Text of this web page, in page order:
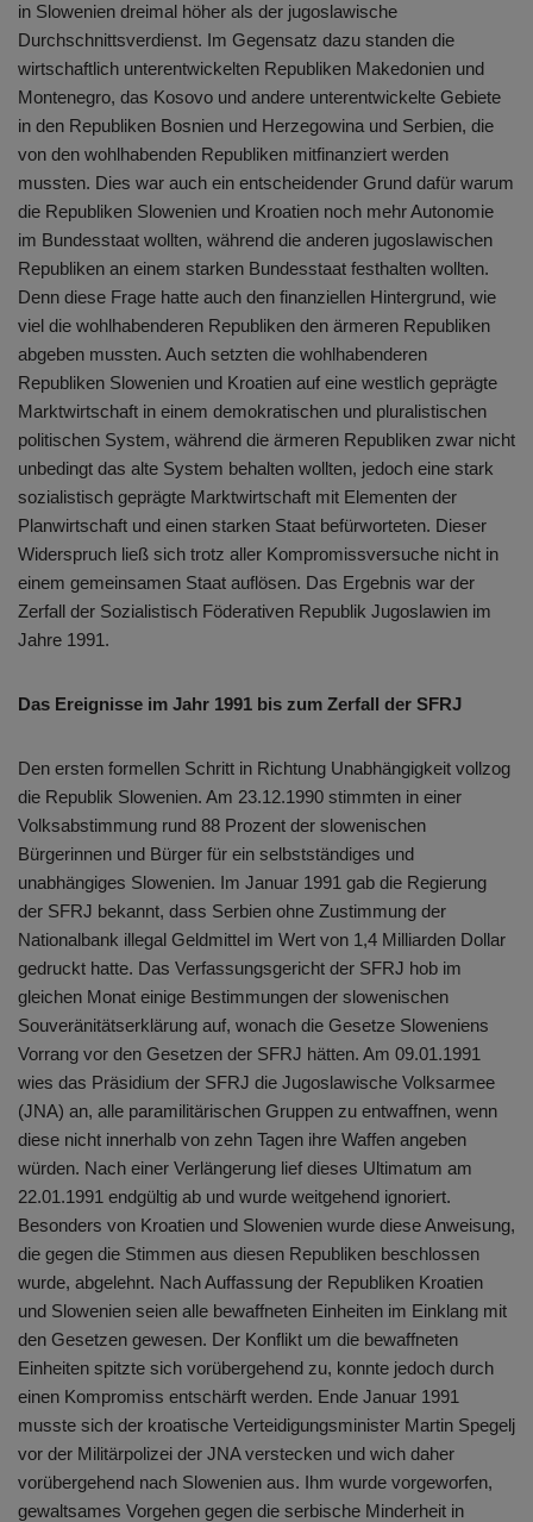
in Slowenien dreimal höher als der jugoslawische
Durchschnittsverdienst. Im Gegensatz dazu standen die
wirtschaftlich unterentwickelten Republiken Makedonien und
Montenegro, das Kosovo und andere unterentwickelte Gebiete
in den Republiken Bosnien und Herzegowina und Serbien, die
von den wohlhabenden Republiken mitfinanziert werden
mussten. Dies war auch ein entscheidender Grund dafür warum
die Republiken Slowenien und Kroatien noch mehr Autonomie
im Bundesstaat wollten, während die anderen jugoslawischen
Republiken an einem starken Bundesstaat festhalten wollten.
Denn diese Frage hatte auch den finanziellen Hintergrund, wie
viel die wohlhabenderen Republiken den ärmeren Republiken
abgeben mussten. Auch setzten die wohlhabenderen
Republiken Slowenien und Kroatien auf eine westlich geprägte
Marktwirtschaft in einem demokratischen und pluralistischen
politischen System, während die ärmeren Republiken zwar nicht
unbedingt das alte System behalten wollten, jedoch eine stark
sozialistisch geprägte Marktwirtschaft mit Elementen der
Planwirtschaft und einen starken Staat befürworteten. Dieser
Widerspruch ließ sich trotz aller Kompromissversuche nicht in
einem gemeinsamen Staat auflösen. Das Ergebnis war der
Zerfall der Sozialistisch Föderativen Republik Jugoslawien im
Jahre 1991.
Das Ereignisse im Jahr 1991 bis zum Zerfall der SFRJ
Den ersten formellen Schritt in Richtung Unabhängigkeit vollzog
die Republik Slowenien. Am 23.12.1990 stimmten in einer
Volksabstimmung rund 88 Prozent der slowenischen
Bürgerinnen und Bürger für ein selbstständiges und
unabhängiges Slowenien. Im Januar 1991 gab die Regierung
der SFRJ bekannt, dass Serbien ohne Zustimmung der
Nationalbank illegal Geldmittel im Wert von 1,4 Milliarden Dollar
gedruckt hatte. Das Verfassungsgericht der SFRJ hob im
gleichen Monat einige Bestimmungen der slowenischen
Souveränitätserklärung auf, wonach die Gesetze Sloweniens
Vorrang vor den Gesetzen der SFRJ hätten. Am 09.01.1991
wies das Präsidium der SFRJ die Jugoslawische Volksarmee
(JNA) an, alle paramilitärischen Gruppen zu entwaffnen, wenn
diese nicht innerhalb von zehn Tagen ihre Waffen angeben
würden. Nach einer Verlängerung lief dieses Ultimatum am
22.01.1991 endgültig ab und wurde weitgehend ignoriert.
Besonders von Kroatien und Slowenien wurde diese Anweisung,
die gegen die Stimmen aus diesen Republiken beschlossen
wurde, abgelehnt. Nach Auffassung der Republiken Kroatien
und Slowenien seien alle bewaffneten Einheiten im Einklang mit
den Gesetzen gewesen. Der Konflikt um die bewaffneten
Einheiten spitzte sich vorübergehend zu, konnte jedoch durch
einen Kompromiss entschärft werden. Ende Januar 1991
musste sich der kroatische Verteidigungsminister Martin Spegelj
vor der Militärpolizei der JNA verstecken und wich daher
vorübergehend nach Slowenien aus. Ihm wurde vorgeworfen,
gewaltsames Vorgehen gegen die serbische Minderheit in